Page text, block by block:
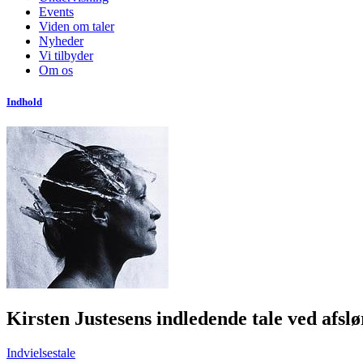
Events
Viden om taler
Nyheder
Vi tilbyder
Om os
Indhold
Kirsten Justesens indledende tale ved
Indvielsestale